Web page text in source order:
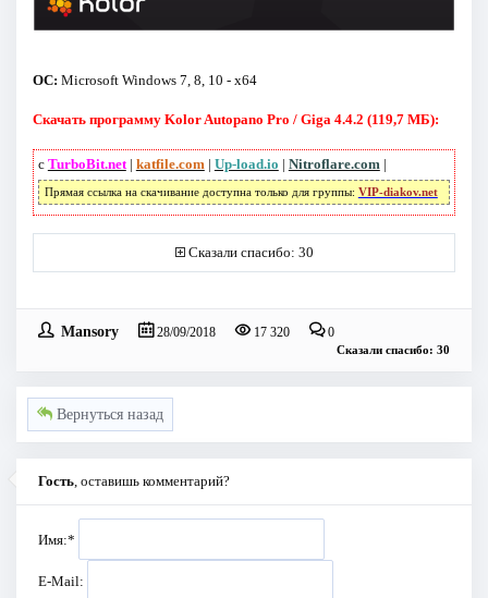
ОС: Microsoft Windows 7, 8, 10 - x64
Скачать программу Kolor Autopano Pro / Giga 4.4.2 (119,7 МБ):
с TurboBit.net| katfile.com| Up-load.io | Nitroflare.com|
Прямая ссылка на скачивание доступна только для группы: VIP-diakov.net
Сказали спасибо: 30
Mansory 28/09/2018 17 320 0
Сказали спасибо: 30
Вернуться назад
Гость, оставишь комментарий?
Имя:*
E-Mail: